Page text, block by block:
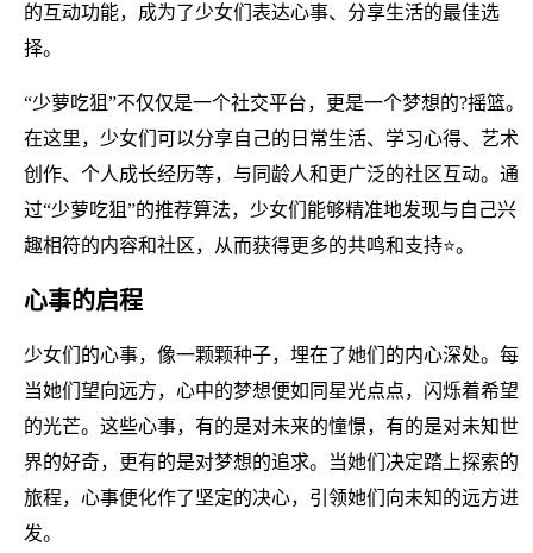
的互动功能，成为了少女们表达心事、分享生活的最佳选
择。
“少萝吃狙”不仅仅是一个社交平台，更是一个梦想的?摇篮。
在这里，少女们可以分享自己的日常生活、学习心得、艺术
创作、个人成长经历等，与同龄人和更广泛的社区互动。通
过“少萝吃狙”的推荐算法，少女们能够精准地发现与自己兴
趣相符的内容和社区，从而获得更多的共鸣和支持⭐。
心事的启程
少女们的心事，像一颗颗种子，埋在了她们的内心深处。每
当她们望向远方，心中的梦想便如同星光点点，闪烁着希望
的光芒。这些心事，有的是对未来的憧憬，有的是对未知世
界的好奇，更有的是对梦想的追求。当她们决定踏上探索的
旅程，心事便化作了坚定的决心，引领她们向未知的远方进
发。